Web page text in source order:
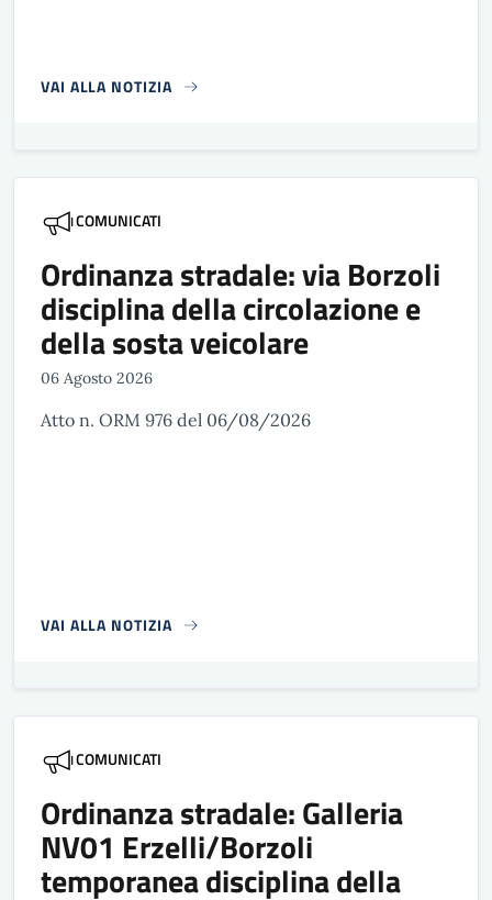
VAI ALLA NOTIZIA
COMUNICATI
Ordinanza stradale: via Borzoli
disciplina della circolazione e
della sosta veicolare
06 Agosto 2026
Atto n. ORM 976 del 06/08/2026
VAI ALLA NOTIZIA
COMUNICATI
Ordinanza stradale: Galleria
NV01 Erzelli/Borzoli
temporanea disciplina della